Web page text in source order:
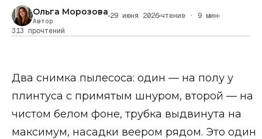
Ольга Морозова
Автор
29 июня 2026 чтение · 9 мин
313 прочтений
Два снимка пылесоса: один — на полу у
плинтуса с примятым шнуром, второй — на
чистом белом фоне, трубка выдвинута на
максимум, насадки веером рядом. Это один